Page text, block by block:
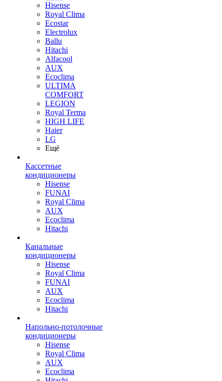
Hisense
Royal Clima
Ecostar
Electrolux
Ballu
Hitachi
Alfacool
AUX
Ecoclima
ULTIMA
COMFORT
LEGION
Royal Terma
HIGH LIFE
Haier
LG
Ещё
Кассетные
кондиционеры
Hisense
FUNAI
Royal Clima
AUX
Ecoclima
Hitachi
Канальные
кондиционеры
Hisense
Royal Clima
FUNAI
AUX
Ecoclima
Hitachi
Напольно-потолочные
кондиционеры
Hisense
Royal Clima
AUX
Ecoclima